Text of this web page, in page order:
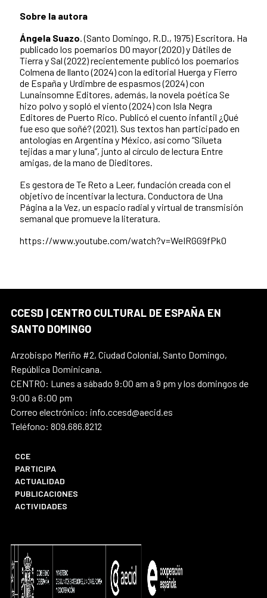
Sobre la autora
Ángela Suazo . (Santo Domingo, R.D., 1975) Escritora. Ha
publicado los poemarios DO mayor (2020) y Dátiles de
Tierra y Sal (2022) recientemente publicó los poemarios
Colmena de llanto (2024) con la editorial Huerga y Fierro
de España y Urdimbre de espasmos (2024) con
Lunainsomne Editores, además, la novela poética Se
hizo polvo y sopló el viento (2024) con Isla Negra
Editores de Puerto Rico. Publicó el cuento infantil ¿Qué
fue eso que soñé? (2021). Sus textos han participado en
antologías en Argentina y México, así como “Silueta
tejidas a mar y luna”, junto al círculo de lectura Entre
amigas, de la mano de Dieditores.
Es gestora de Te Reto a Leer, fundación creada con el
objetivo de incentivar la lectura. Conductora de Una
Página a la Vez, un espacio radial y virtual de transmisión
semanal que promueve la literatura.
https://www.youtube.com/watch?v=WeIRGG9fPk0
CCESD | CENTRO CULTURAL DE ESPAÑA EN
SANTO DOMINGO
Arzobispo Meriño #2, Ciudad Colonial, Santo Domingo,
República Dominicana.
CENTRO: Lunes a sábado 9:00 am a 9 pm y los domingos de
9:00 a 6:00 pm
Correo electrónico: info.ccesd@aecid.es
Teléfono: 809.686.8212
CCE
PARTICIPA
ACTUALIDAD
PUBLICACIONES
ACTIVIDADES